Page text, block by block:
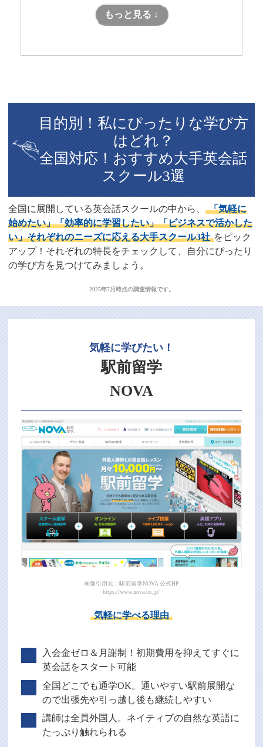
もっと見る ↓
目的別！私にぴったりな学び方
はどれ？
全国対応！おすすめ大手英会話
スクール3選
全国に展開している英会話スクールの中から、 「気軽に
始めたい」「効率的に学習したい」「ビジネスで活かした
い」それぞれのニーズに応える大手スクール3社 をピック
アップ！それぞれの特長をチェックして、自分にぴったり
の学び方を見つけてみましょう。
2025年7月時点の調査情報です。
気軽に学びたい！
駅前留学
NOVA
画像引用元：駅前留学NOVA 公式HP
https://www.nova.co.jp/
気軽に学べる理由
入会金ゼロ＆月謝制！初期費用を抑えてすぐに
英会話をスタート可能
全国どこでも通学OK。通いやすい駅前展開な
ので出張先や引っ越し後も継続しやすい
講師は全員外国人。ネイティブの自然な英語に
たっぷり触れられる